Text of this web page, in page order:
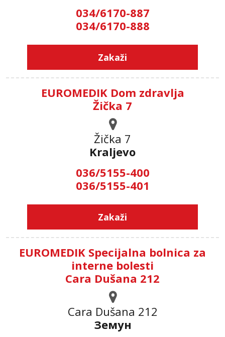
034/6170-887
034/6170-888
Zakaži
EUROMEDIK Dom zdravlja
Žička 7
Žička 7
Kraljevo
036/5155-400
036/5155-401
Zakaži
EUROMEDIK Specijalna bolnica za
interne bolesti
Cara Dušana 212
Cara Dušana 212
Земун